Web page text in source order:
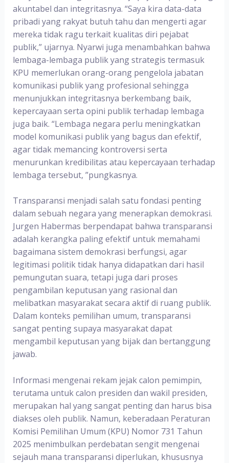
akuntabel dan integritasnya. “Saya kira data-data
pribadi yang rakyat butuh tahu dan mengerti agar
mereka tidak ragu terkait kualitas diri pejabat
publik,” ujarnya. Nyarwi juga menambahkan bahwa
lembaga-lembaga publik yang strategis termasuk
KPU memerlukan orang-orang pengelola jabatan
komunikasi publik yang profesional sehingga
menunjukkan integritasnya berkembang baik,
kepercayaan serta opini publik terhadap lembaga
juga baik. “Lembaga negara perlu meningkatkan
model komunikasi publik yang bagus dan efektif,
agar tidak memancing kontroversi serta
menurunkan kredibilitas atau kepercayaan terhadap
lembaga tersebut, ”pungkasnya.
Transparansi menjadi salah satu fondasi penting
dalam sebuah negara yang menerapkan demokrasi.
Jurgen Habermas berpendapat bahwa transparansi
adalah kerangka paling efektif untuk memahami
bagaimana sistem demokrasi berfungsi, agar
legitimasi politik tidak hanya didapatkan dari hasil
pemungutan suara, tetapi juga dari proses
pengambilan keputusan yang rasional dan
melibatkan masyarakat secara aktif di ruang publik.
Dalam konteks pemilihan umum, transparansi
sangat penting supaya masyarakat dapat
mengambil keputusan yang bijak dan bertanggung
jawab.
Informasi mengenai rekam jejak calon pemimpin,
terutama untuk calon presiden dan wakil presiden,
merupakan hal yang sangat penting dan harus bisa
diakses oleh publik. Namun, keberadaan Peraturan
Komisi Pemilihan Umum (KPU) Nomor 731 Tahun
2025 menimbulkan perdebatan sengit mengenai
sejauh mana transparansi diperlukan, khususnya